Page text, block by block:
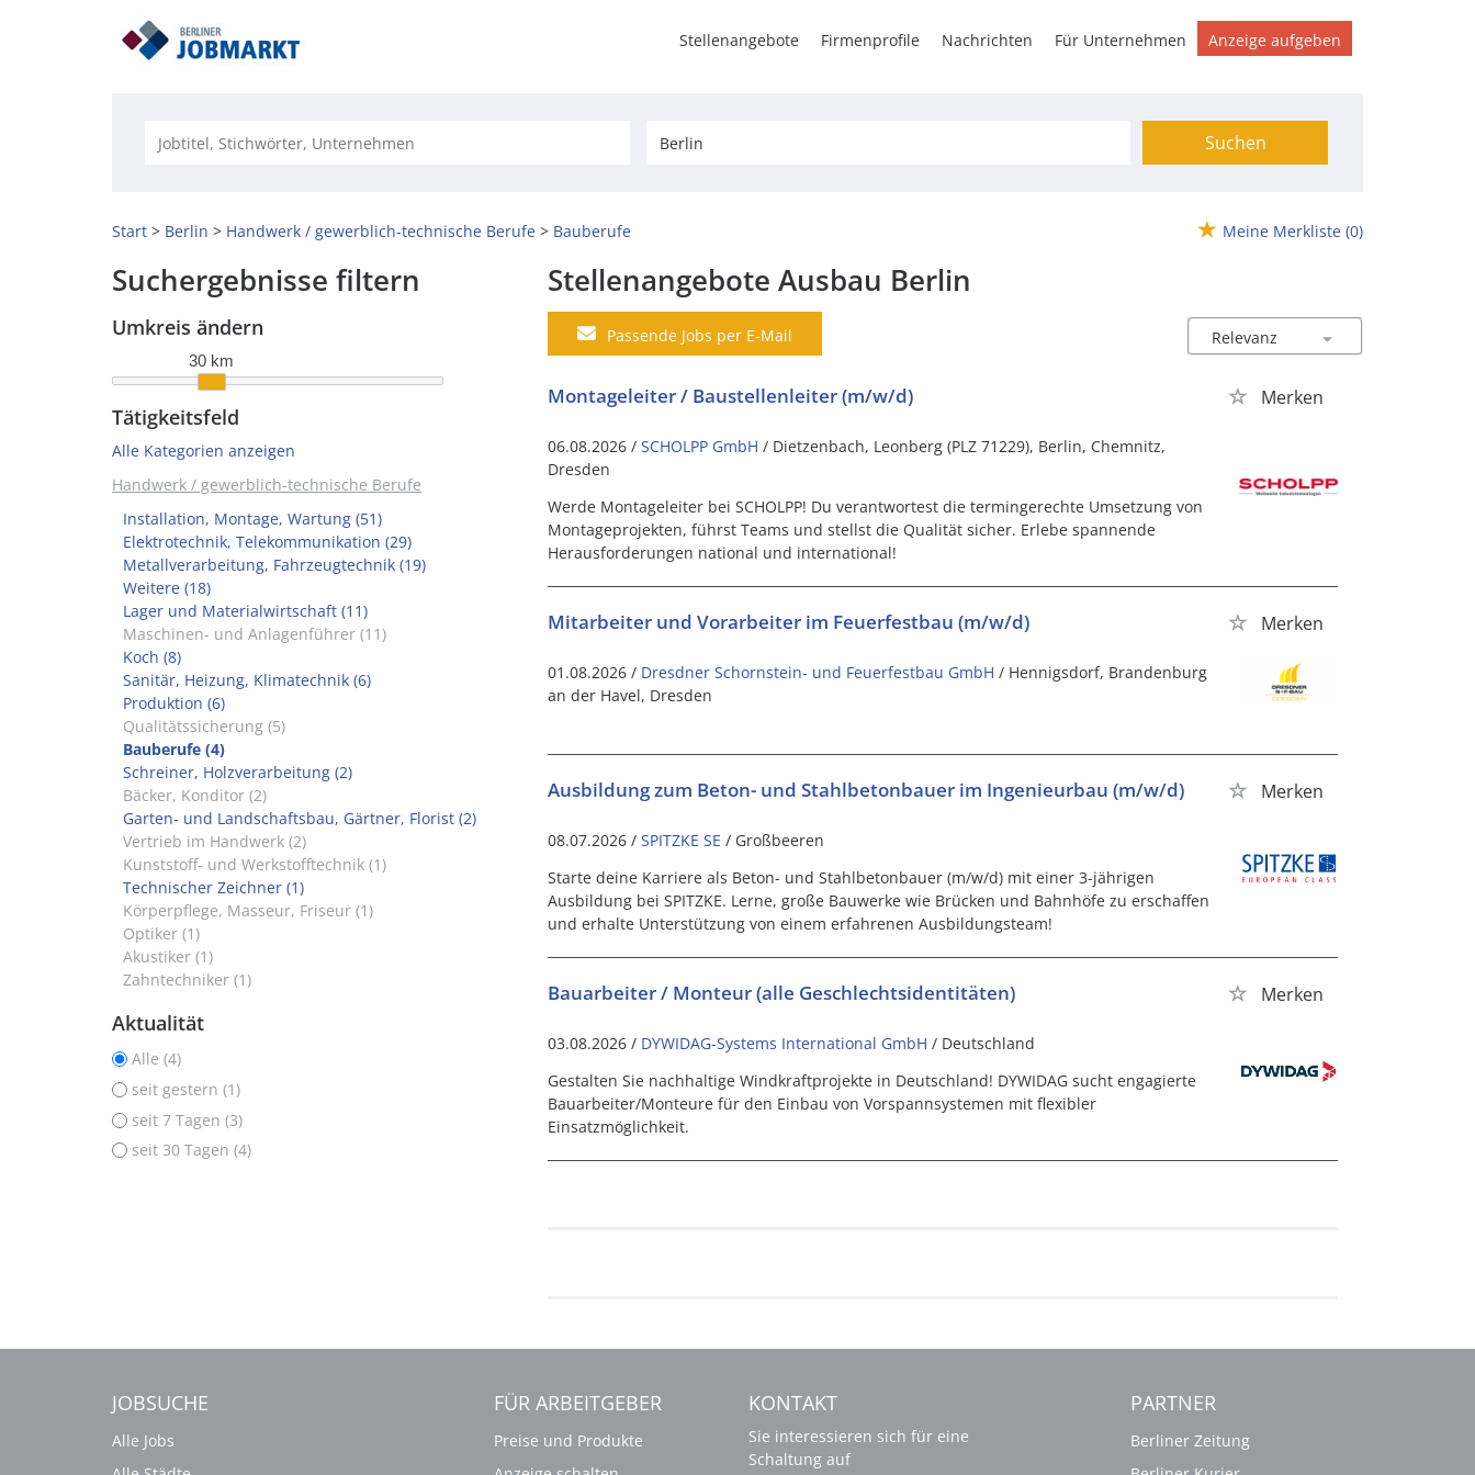
Stellenangebote Firmenprofile Nachrichten Für Unternehmen Anzeige aufgeben
Suchen
Start Berlin Handwerk / gewerblich-technische Berufe Bauberufe Meine Merkliste (0)
Suchergebnisse filtern
Umkreis ändern
30 km
Tätigkeitsfeld
Alle Kategorien anzeigen
Handwerk / gewerblich-technische Berufe
Installation, Montage, Wartung (51)
Elektrotechnik, Telekommunikation (29)
Metallverarbeitung, Fahrzeugtechnik (19)
Weitere (18)
Lager und Materialwirtschaft (11)
Maschinen- und Anlagenführer (11)
Koch (8)
Sanitär, Heizung, Klimatechnik (6)
Produktion (6)
Qualitätssicherung (5)
Bauberufe (4)
Schreiner, Holzverarbeitung (2)
Bäcker, Konditor (2)
Garten- und Landschaftsbau, Gärtner, Florist (2)
Vertrieb im Handwerk (2)
Kunststoff- und Werkstofftechnik (1)
Technischer Zeichner (1)
Körperpflege, Masseur, Friseur (1)
Optiker (1)
Akustiker (1)
Zahntechniker (1)
Aktualität
Alle (4)
seit gestern (1)
seit 7 Tagen (3)
seit 30 Tagen (4)
Stellenangebote Ausbau Berlin
Passende Jobs per E-Mail
Montageleiter / Baustellenleiter (m/w/d) Merken
06.08.2026 / SCHOLPP GmbH / Dietzenbach, Leonberg (PLZ 71229), Berlin, Chemnitz,
Dresden
Werde Montageleiter bei SCHOLPP! Du verantwortest die termingerechte Umsetzung von
Montageprojekten, führst Teams und stellst die Qualität sicher. Erlebe spannende
Herausforderungen national und international!
Mitarbeiter und Vorarbeiter im Feuerfestbau (m/w/d) Merken
01.08.2026 / Dresdner Schornstein- und Feuerfestbau GmbH / Hennigsdorf, Brandenburg
an der Havel, Dresden
Ausbildung zum Beton- und Stahlbetonbauer im Ingenieurbau (m/w/d) Merken
08.07.2026 / SPITZKE SE / Großbeeren
Starte deine Karriere als Beton- und Stahlbetonbauer (m/w/d) mit einer 3-jährigen
Ausbildung bei SPITZKE. Lerne, große Bauwerke wie Brücken und Bahnhöfe zu erschaffen
und erhalte Unterstützung von einem erfahrenen Ausbildungsteam!
Bauarbeiter / Monteur (alle Geschlechtsidentitäten) Merken
03.08.2026 / DYWIDAG-Systems International GmbH / Deutschland
Gestalten Sie nachhaltige Windkraftprojekte in Deutschland! DYWIDAG sucht engagierte
Bauarbeiter/Monteure für den Einbau von Vorspannsystemen mit flexibler
Einsatzmöglichkeit.
JOBSUCHE
Alle Jobs
FÜR ARBEITGEBER
Preise und Produkte
KONTAKT
Sie interessieren sich für eine
Schaltung auf
PARTNER
Berliner Zeitung